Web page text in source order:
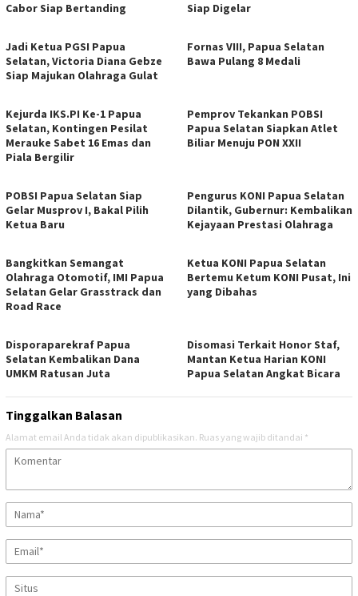
Cabor Siap Bertanding
Siap Digelar
Jadi Ketua PGSI Papua
Selatan, Victoria Diana Gebze
Siap Majukan Olahraga Gulat
Fornas VIII, Papua Selatan
Bawa Pulang 8 Medali
Kejurda IKS.PI Ke-1 Papua
Selatan, Kontingen Pesilat
Merauke Sabet 16 Emas dan
Piala Bergilir
Pemprov Tekankan POBSI
Papua Selatan Siapkan Atlet
Biliar Menuju PON XXII
POBSI Papua Selatan Siap
Gelar Musprov I, Bakal Pilih
Ketua Baru
Pengurus KONI Papua Selatan
Dilantik, Gubernur: Kembalikan
Kejayaan Prestasi Olahraga
Bangkitkan Semangat
Olahraga Otomotif, IMI Papua
Selatan Gelar Grasstrack dan
Road Race
Ketua KONI Papua Selatan
Bertemu Ketum KONI Pusat, Ini
yang Dibahas
Disporaparekraf Papua
Selatan Kembalikan Dana
UMKM Ratusan Juta
Disomasi Terkait Honor Staf,
Mantan Ketua Harian KONI
Papua Selatan Angkat Bicara
Tinggalkan Balasan
Alamat email Anda tidak akan dipublikasikan. Ruas yang wajib ditandai *